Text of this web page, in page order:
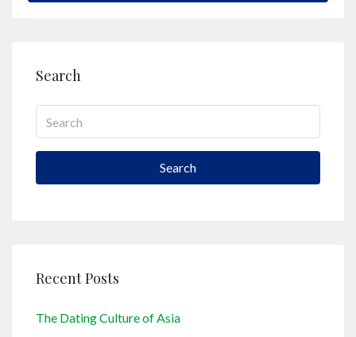
Search
Search
Recent Posts
The Dating Culture of Asia